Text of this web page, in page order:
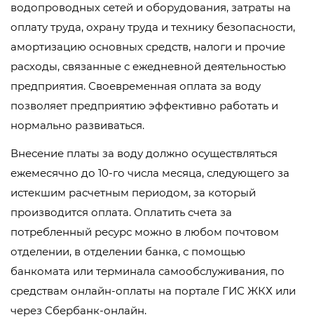
водопроводных сетей и оборудования, затраты на
оплату труда, охрану труда и технику безопасности,
амортизацию основных средств, налоги и прочие
расходы, связанные с ежедневной деятельностью
предприятия. Своевременная оплата за воду
позволяет предприятию эффективно работать и
нормально развиваться.
Внесение платы за воду должно осуществляться
ежемесячно до 10-го числа месяца, следующего за
истекшим расчетным периодом, за который
производится оплата. Оплатить счета за
потребленный ресурс можно в любом почтовом
отделении, в отделении банка, с помощью
банкомата или терминала самообслуживания, по
средствам онлайн-оплаты на портале ГИС ЖКХ или
через Сбербанк-онлайн.